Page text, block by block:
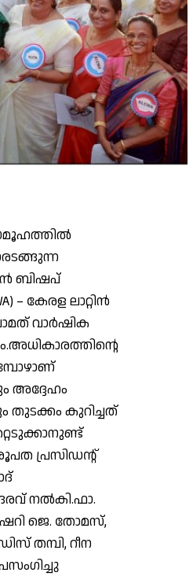
സമൂഹത്തിൽ
ബിഷപ്
കേരള ലാറ്റിൻ
വാർഷിക
അദ്ദേഹം
തുടക്കം കുറിച്ചത്
പ്രസിഡന്റ്
നൽകി.ഫാ.
ജെ. തോമസ്,
തമ്പി, റീന